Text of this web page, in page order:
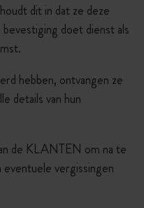
dit in dat ze deze
doet dienst als
hebben, ontvangen ze
details van hun
de KLANTEN om na te
vergissingen